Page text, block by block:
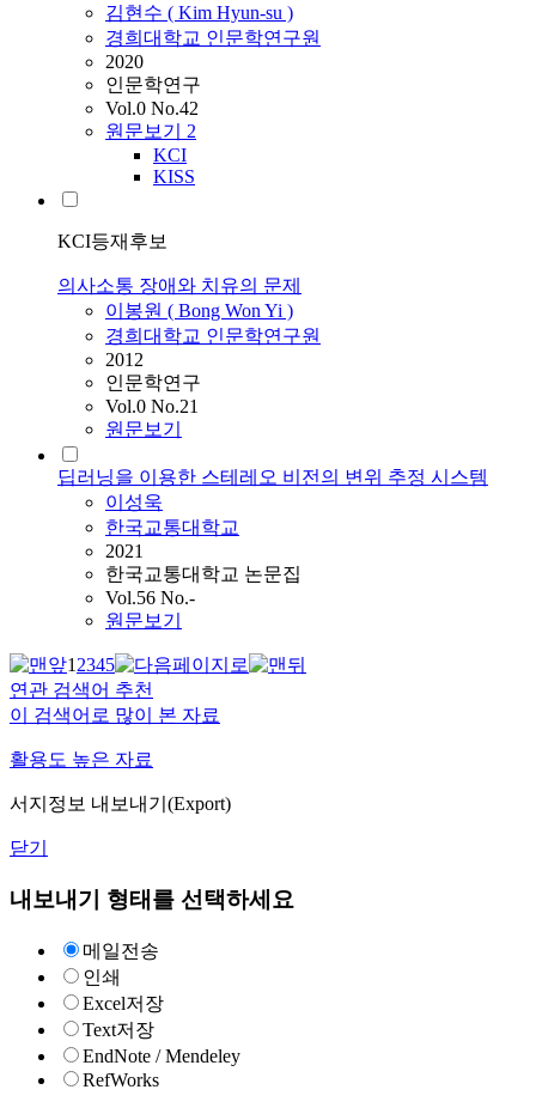
김현수 ( Kim Hyun-su )
경희대학교 인문학연구원
2020
인문학연구
Vol.0 No.42
원문보기 2
KCI
KISS
KCI등재후보
의사소통 장애와 치유의 문제
이봉원 ( Bong Won Yi )
경희대학교 인문학연구원
2012
인문학연구
Vol.0 No.21
원문보기
딥러닝을 이용한 스테레오 비전의 변위 추정 시스템
이성욱
한국교통대학교
2021
한국교통대학교 논문집
Vol.56 No.-
원문보기
12345
연관 검색어 추천
이 검색어로 많이 본 자료
활용도 높은 자료
서지정보 내보내기(Export)
닫기
내보내기 형태를 선택하세요
메일전송
인쇄
Excel저장
Text저장
EndNote / Mendeley
RefWorks